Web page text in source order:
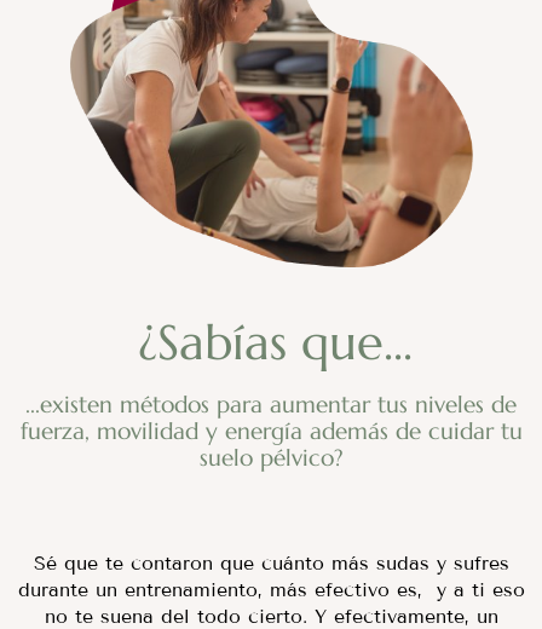
¿Sabías que...
...existen métodos para aumentar tus niveles de
fuerza, movilidad y energía además de cuidar tu
suelo pélvico?
Sé que te contaron que cuánto más sudas y sufres
durante un entrenamiento, más efectivo es, y a ti eso
no te suena del todo cierto. Y efectivamente, un